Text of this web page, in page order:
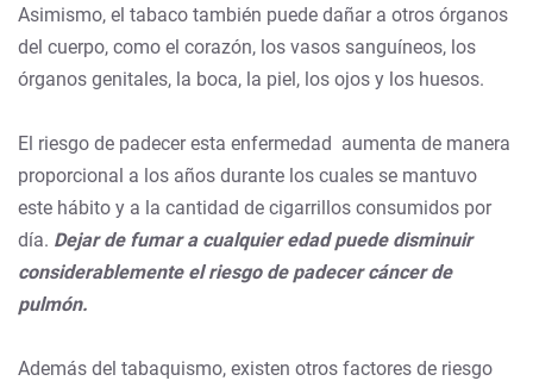
Asimismo, el tabaco también puede dañar a otros órganos
del cuerpo, como el corazón, los vasos sanguíneos, los
órganos genitales, la boca, la piel, los ojos y los huesos.
El riesgo de padecer esta enfermedad aumenta de manera
proporcional a los años durante los cuales se mantuvo
este hábito y a la cantidad de cigarrillos consumidos por
día. Dejar de fumar a cualquier edad puede disminuir
considerablemente el riesgo de padecer cáncer de
pulmón.
Además del tabaquismo, existen otros factores de riesgo